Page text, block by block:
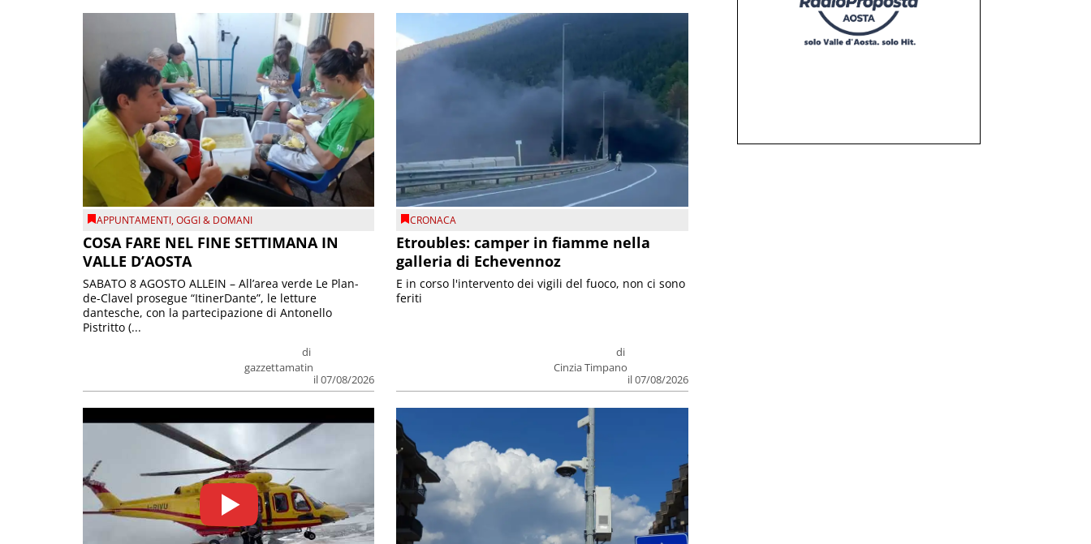
APPUNTAMENTI,OGGI & DOMANI
COSA FARE NEL FINE SETTIMANA IN
VALLE D’AOSTA
di
gazzettamatin
il 07/08/2026
SABATO 8 AGOSTO ALLEIN – All’area verde Le Plan-
de-Clavel prosegue “ItinerDante”, le letture
dantesche, con la partecipazione di Antonello
Pistritto (...
CRONACA
Etroubles: camper in fiamme nella
galleria di Echevennoz
di
Cinzia Timpano
il 07/08/2026
E in corso l'intervento dei vigili del fuoco, non ci sono
feriti